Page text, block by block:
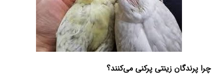
چرا پرندگان زینتی پرکنی می‌کنند؟